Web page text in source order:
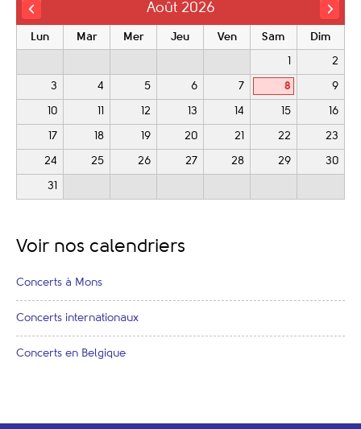
Août 2026
Lun Mar Mer Jeu Ven Sam Dim
2
3 4 5 6 7 8 9
10 12 13 14 15 16
17 18 19 20 21 22 23
24 25 26 27 28 29 30
31
Voir nos calendriers
Concerts à Mons
Concerts internationaux
Concerts en Belgique